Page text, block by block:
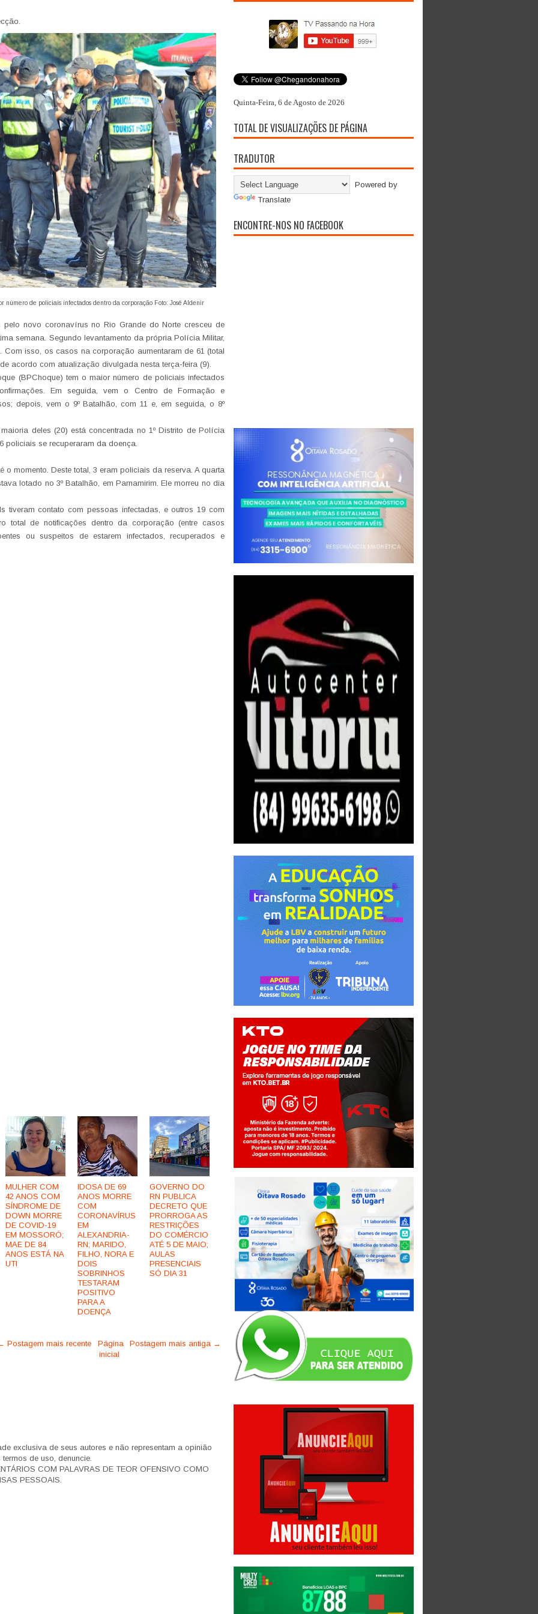
número de policiais infectados dentro da corporação Foto: José Aldenir
pelo novo coronavírus no Rio Grande do Norte cresceu de
semana. Segundo levantamento da própria Polícia Militar,
Com isso, os casos na corporação aumentaram de 61 (total
acordo com atualização divulgada nesta terça-feira (9).
(BPChoque) tem o maior número de policiais infectados
Em seguida, vem o Centro de Formação e
depois, vem o 9º Batalhão, com 11 e, em seguida, o 8º
deles (20) está concentrada no 1º Distrito de Polícia
policiais se recuperaram da doença.
o momento. Deste total, 3 eram policiais da reserva. A quarta
lotado no 3º Batalhão, em Parnamirim. Ele morreu no dia
tiveram contato com pessoas infectadas, e outros 19 com
total de notificações dentro da corporação (entre casos
ou suspeitos de estarem infectados, recuperados e
MULHER COM
42 ANOS COM
SÍNDROME DE
DOWN MORRE
DE COVID-19
EM MOSSORÓ;
MAE DE 84
ANOS ESTÁ NA
UTI
IDOSA DE 69
ANOS MORRE
COM
CORONAVÍRUS
EM
ALEXANDRIA-
RN; MARIDO,
FILHO, NORA E
DOIS
SOBRINHOS
TESTARAM
POSITIVO
PARA A
DOENÇA
GOVERNO DO
RN PUBLICA
DECRETO QUE
PRORROGA AS
RESTRIÇÕES
DO COMÉRCIO
ATÉ 5 DE MAIO;
AULAS
PRESENCIAIS
SÓ DIA 31
Postagem mais recente Postagem mais antiga →
Página
inicial
exclusiva de seus autores e não representam a opinião
de uso, denuncie.
COM PALAVRAS DE TEOR OFENSIVO COMO
PESSOAIS.
Quinta-Feira, 6 de Agosto de 2026
TOTAL DE VISUALIZAÇÕES DE PÁGINA
TRADUTOR
Powered by
Translate
ENCONTRE-NOS NO FACEBOOK
Jogue com responsabilidade. 18+